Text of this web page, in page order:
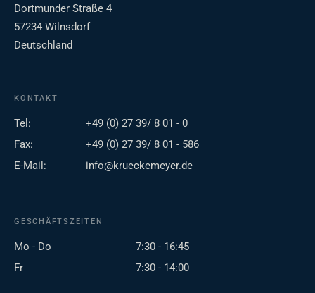
Dortmunder Straße 4
57234 Wilnsdorf
Deutschland
KONTAKT
Tel:
+49 (0) 27 39/ 8 01 - 0
Fax:
+49 (0) 27 39/ 8 01 - 586
E-Mail:
info@krueckemeyer.de
GESCHÄFTSZEITEN
Mo - Do
7:30 - 16:45
Fr
7:30 - 14:00